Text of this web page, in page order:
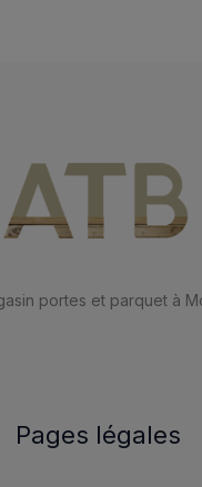
portes et parquet à
Pages légales